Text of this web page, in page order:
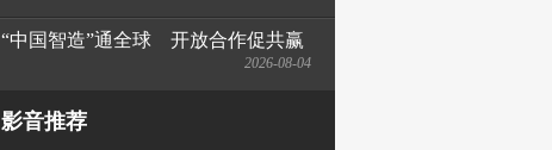
“中国智造”通全球　开放合作促共赢
2026-08-04
影音推荐